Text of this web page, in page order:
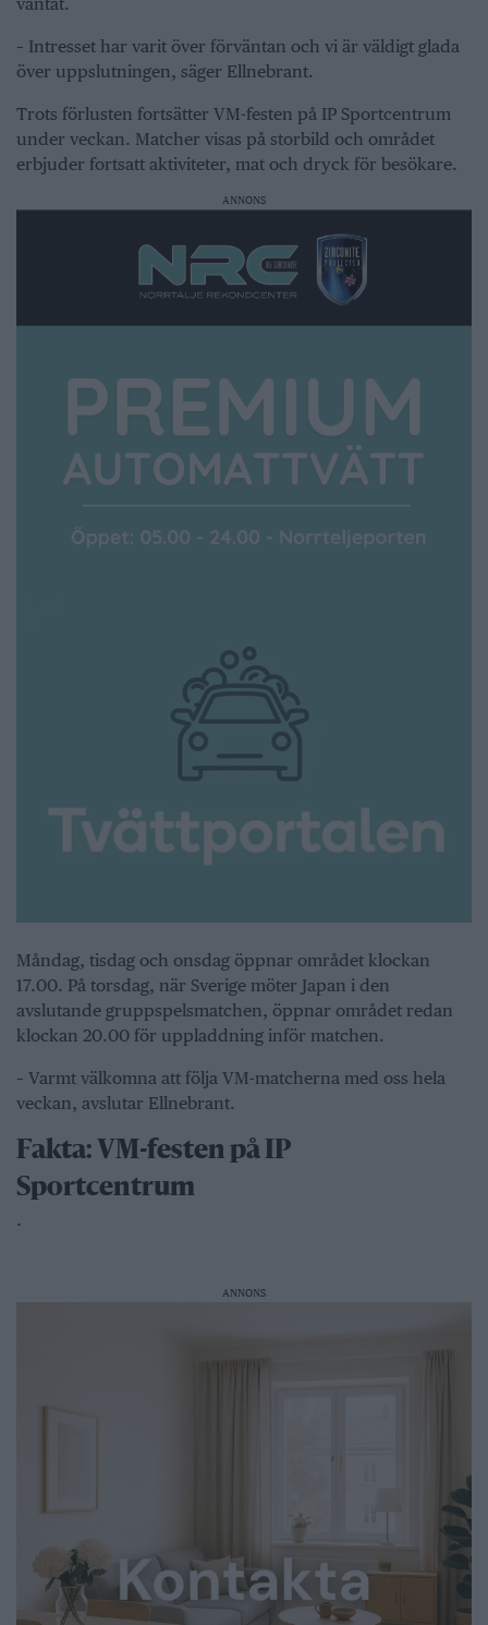
väntat.
– Intresset har varit över förväntan och vi är väldigt glada
över uppslutningen, säger Ellnebrant.
Trots förlusten fortsätter VM-festen på IP Sportcentrum
under veckan. Matcher visas på storbild och området
erbjuder fortsatt aktiviteter, mat och dryck för besökare.
ANNONS
Måndag, tisdag och onsdag öppnar området klockan
17.00. På torsdag, när Sverige möter Japan i den
avslutande gruppspelsmatchen, öppnar området redan
klockan 20.00 för uppladdning inför matchen.
– Varmt välkomna att följa VM-matcherna med oss hela
veckan, avslutar Ellnebrant.
Fakta: VM-festen på IP
Sportcentrum
.
ANNONS